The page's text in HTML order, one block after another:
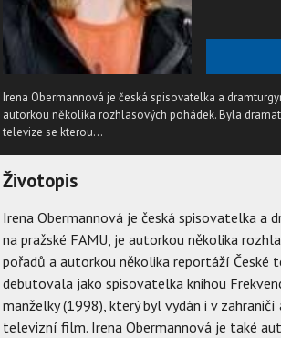
Irena Obermannová je česká spisovatelka a
autorkou několika rozhlasových pohádek. Byla
televize se kterou...
Životopis
Irena Obermannová je česká spisovatelka a
na pražské FAMU, je autorkou několika
pořadů a autorkou několika reportáží České
debutovala jako spisovatelka knihou
manželky (1998), který byl vydán i v
televizní film. Irena Obermannová je také